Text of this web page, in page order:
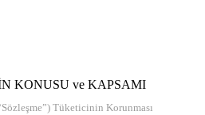
KONUSU ve KAPSAMI
Tüketicinin Korunması